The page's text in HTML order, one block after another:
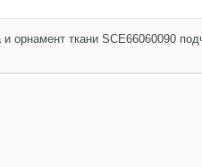
ткани SCE66060090